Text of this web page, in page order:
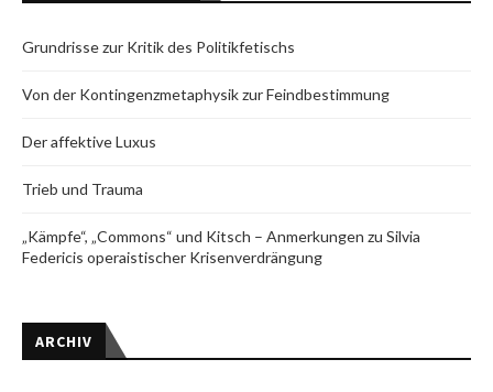
Grundrisse zur Kritik des Politikfetischs
Von der Kontingenzmetaphysik zur Feindbestimmung
Der affektive Luxus
Trieb und Trauma
„Kämpfe“, „Commons“ und Kitsch – Anmerkungen zu Silvia
Federicis operaistischer Krisenverdrängung
ARCHIV